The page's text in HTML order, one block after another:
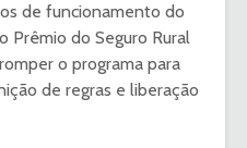
de funcionamento do
Prêmio do Seguro Rural
o programa para
de regras e liberação